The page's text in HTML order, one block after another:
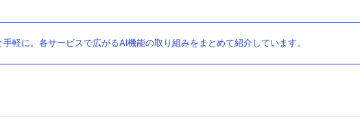
軽に。各サービスで広がるAI機能の取り組みをまとめて紹介しています。